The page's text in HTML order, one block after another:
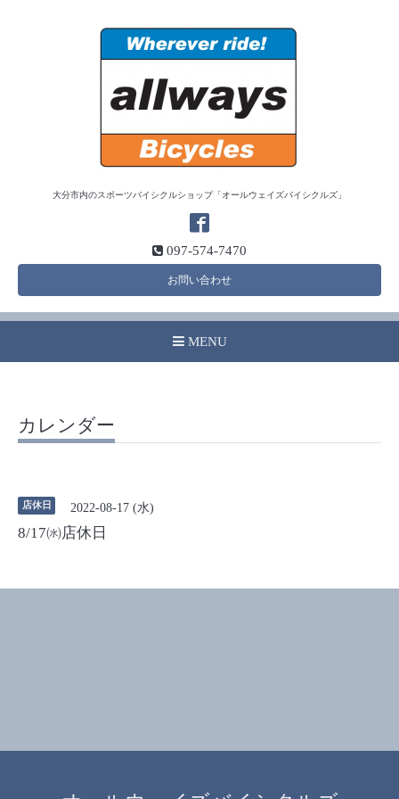
大分市内のスポーツバイシクルショップ「オールウェイズバイシクルズ」
097-574-7470
お問い合わせ
MENU
カレンダー
店休日 2022-08-17 (水)
8/17㈬店休日